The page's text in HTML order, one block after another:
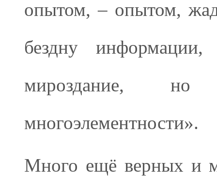
опытом, – опытом,
бездну
мироздание,
многоэлементности».
Много ещё верных и